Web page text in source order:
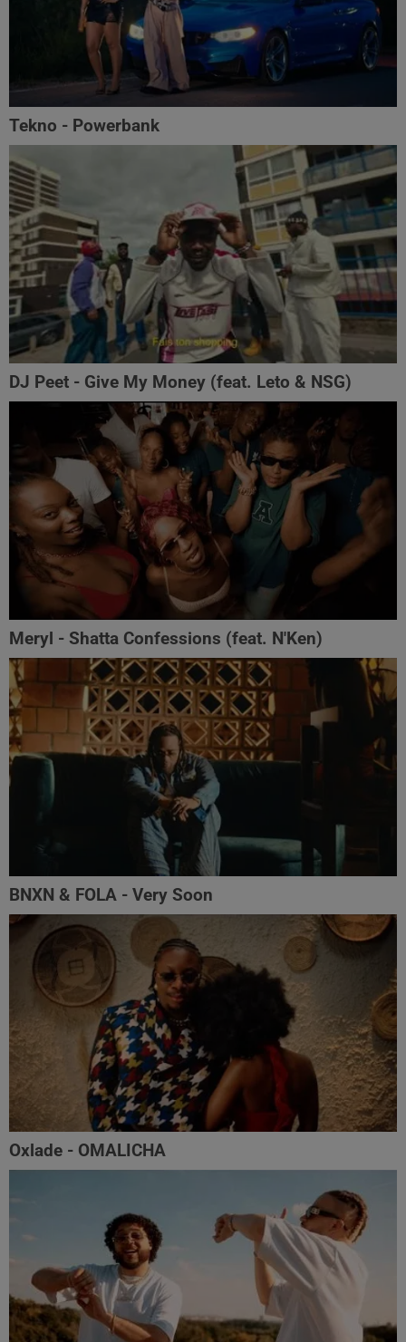
Tekno - Powerbank
DJ Peet - Give My Money (feat. Leto & NSG)
Meryl - Shatta Confessions (feat. N'Ken)
BNXN & FOLA - Very Soon
Oxlade - OMALICHA